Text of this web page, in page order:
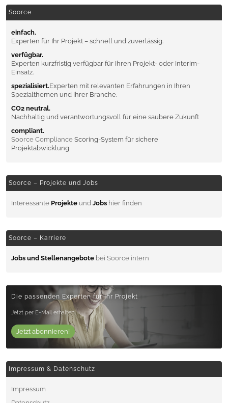
Soorce
einfach.
Experten für Ihr Projekt – schnell und zuverlässig.
verfügbar.
Experten kurzfristig verfügbar für Ihren Projekt- oder Interim-
Einsatz.
spezialisiert.Experten mit relevanten Erfahrungen in Ihren
Spezialthemen und Ihrer Branche.
CO2 neutral.
Nachhaltig und verantwortungsvoll für eine saubere Zukunft
compliant.
Soorce Compliance Scoring-System für sichere
Projektabwicklung
Soorce – Projekte und Jobs
Interessante Projekte und Jobs hier finden
Soorce – Karriere
Jobs und Stellenangebote bei Soorce intern
Die passenden Experten für Ihr Projekt
Jetzt per E-Mail erhalten!
Jetzt abonnieren!
Impressum & Datenschutz
Impressum